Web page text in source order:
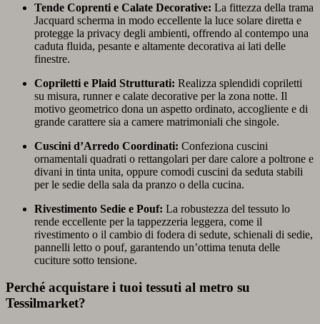
Tende Coprenti e Calate Decorative: La fittezza della trama
Jacquard scherma in modo eccellente la luce solare diretta e
protegge la privacy degli ambienti, offrendo al contempo una
caduta fluida, pesante e altamente decorativa ai lati delle
finestre.
Copriletti e Plaid Strutturati: Realizza splendidi copriletti
su misura, runner e calate decorative per la zona notte. Il
motivo geometrico dona un aspetto ordinato, accogliente e di
grande carattere sia a camere matrimoniali che singole.
Cuscini d’Arredo Coordinati: Confeziona cuscini
ornamentali quadrati o rettangolari per dare calore a poltrone e
divani in tinta unita, oppure comodi cuscini da seduta stabili
per le sedie della sala da pranzo o della cucina.
Rivestimento Sedie e Pouf: La robustezza del tessuto lo
rende eccellente per la tappezzeria leggera, come il
rivestimento o il cambio di fodera di sedute, schienali di sedie,
pannelli letto o pouf, garantendo un’ottima tenuta delle
cuciture sotto tensione.
Perché acquistare i tuoi tessuti al metro su
Tessilmarket?